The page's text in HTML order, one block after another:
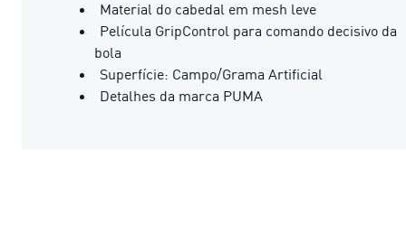
Material do cabedal em mesh leve
Película GripControl para comando decisivo da
bola
Superfície: Campo/Grama Artificial
Detalhes da marca PUMA